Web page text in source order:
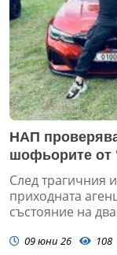
НАП
шофьорите
След трагичния
приходната
състояние на
09 юни 26 108